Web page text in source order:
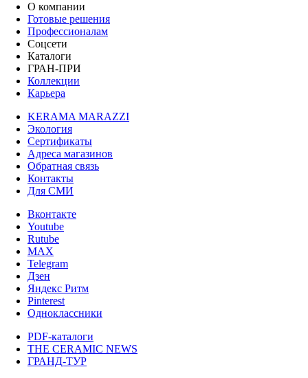
О компании
Готовые решения
Профессионалам
Соцсети
Каталоги
ГРАН-ПРИ
Коллекции
Карьера
KERAMA MARAZZI
Экология
Сертификаты
Адреса магазинов
Обратная связь
Контакты
Для СМИ
Вконтакте
Youtube
Rutube
MAX
Telegram
Дзен
Яндекс Ритм
Pinterest
Одноклассники
PDF-каталоги
THE CERAMIC NEWS
ГРАНД-ТУР